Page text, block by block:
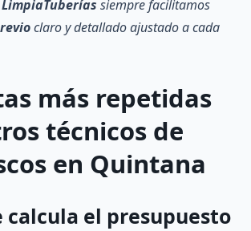
siempre facilitamos
claro y detallado ajustado a cada
más repetidas
técnicos de
en Quintana
calcula el presupuesto